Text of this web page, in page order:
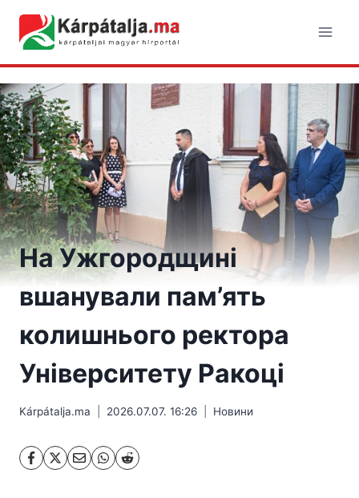
content
На Ужгородщинi
вшанували пам’ять
колишнього ректора
Університету Ракоці
Kárpátalja.ma 2026.07.07. 16:26 Hовини